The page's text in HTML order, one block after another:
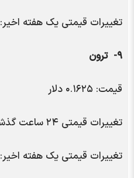
تغییرات قیمتی یک هفته اخیر: ۱.۹۷ درصد افزایش
۹- ترون
قیمت: ۰.۱۶۲۵ دلار
تغییرات قیمتی ۲۴ ساعت گذشته: ۰.۱۲ درصد کاهش
تغییرات قیمتی یک هفته اخیر: ۲.۵۹ درصد کاهش